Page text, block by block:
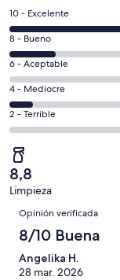
en
una
nueva
ventana
Evaluación:
10
-
Excelente.
23
de
29
opiniones
10 - Excelente
Evaluación:
8
-
Bueno.
4
de
29
opiniones
8 - Bueno
Evaluación:
6
-
Aceptable.
0
de
29
opiniones
6 - Aceptable
Evaluación:
4
-
2
de
29
4 - Mediocre
Evaluación:
2
-
Terrible.
0
de
29
opiniones
2 - Terrible
8,8
Limpieza
Opiniones
Opinión verificada
8/10 Buena
Angelika H.
28 mar. 2026